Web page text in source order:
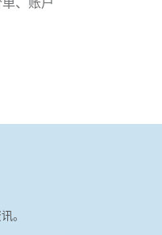
。